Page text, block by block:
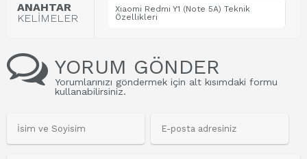
ANAHTAR
KELİMELER
Xiaomi Redmi Y1 (Note 5A) Teknik
Özellikleri
YORUM GÖNDER
Yorumlarınızı göndermek için alt kısımdaki formu
kullanabilirsiniz.